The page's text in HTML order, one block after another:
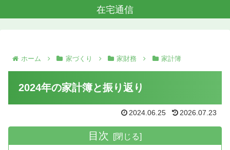
在宅通信
ホーム 家づくり 家財務 家計簿
2024年の家計簿と振り返り
2024.06.25 2026.07.23
目次